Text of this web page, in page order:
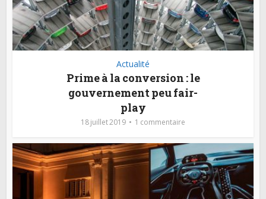
Actualité
Prime à la conversion : le
gouvernement peu fair-
play
18 juillet 2019 1 commentaire